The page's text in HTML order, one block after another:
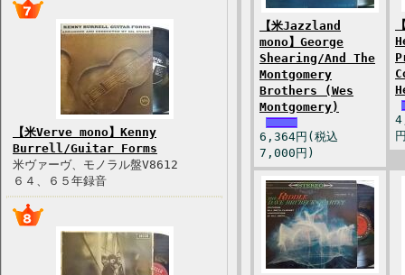
【米Verve mono】Kenny
Burrell/Guitar Forms
米ヴァーヴ、モノラル盤V8612
６４、６５年録音
【米Jazzland
mono】George
Shearing/And The
Montgomery
Brothers (Wes
Montgomery)
6,364円(税込
7,000円)